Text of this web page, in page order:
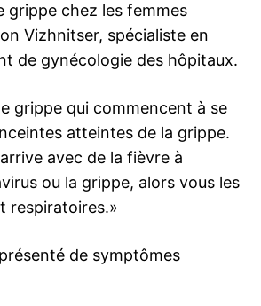
grippe chez les femmes
Vizhnitser, spécialiste en
de gynécologie des hôpitaux.
grippe qui commencent à se
atteintes de la grippe.
avec de la fièvre à
ou la grippe, alors vous les
respiratoires.»
de symptômes